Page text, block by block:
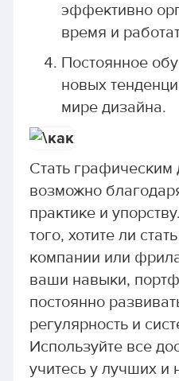
эффективно
время и
Постоянное
новых
мире дизайна.
Стать графическим
возможно
практике и
того, хотите ли
компании или
ваши навыки,
постоянно
регулярность и
Используйте все
учитесь у лучших и